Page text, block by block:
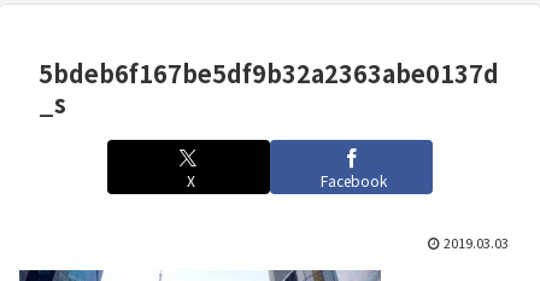
5bdeb6f167be5df9b32a2363abe0137d
_s
X Facebook
2019.03.03